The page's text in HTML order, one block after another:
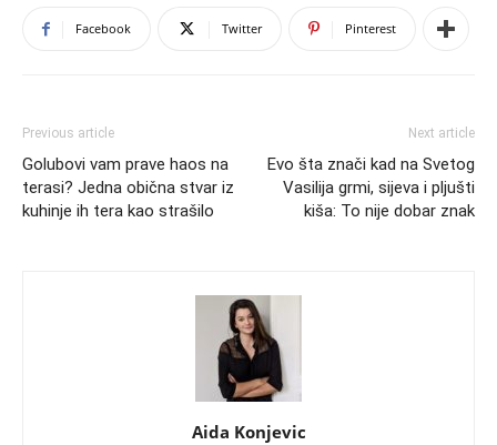
Facebook Twitter Pinterest
Previous article
Golubovi vam prave haos na
terasi? Jedna obična stvar iz
kuhinje ih tera kao strašilo
Next article
Evo šta znači kad na Svetog
Vasilija grmi, sijeva i pljušti
kiša: To nije dobar znak
Aida Konjevic